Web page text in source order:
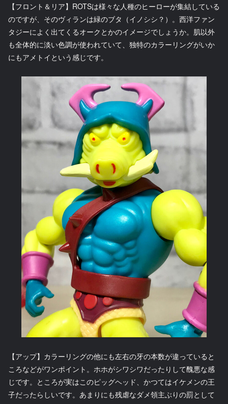
【フロント＆リア】ROTSは様々な人種のヒーローが集結している
のですが、そのヴィランは緑のブタ（イノシシ？）。西洋ファン
タジーによく出てくるオークとかのイメージでしょうか。肌以外
も全体的に淡い色調が使われていて、独特のカラーリングがいか
にもアメトイという感じです。
【アップ】カラーリングの他にも左右の牙の本数が違っていると
ころなどがワンポイント。ホホがシワシワだったりして醜悪な感
じです。ところが実はこのピッグヘッド、かつてはイケメンの王
子だったらしいです。あまりにも残虐なダメ領主ぶりの罰として